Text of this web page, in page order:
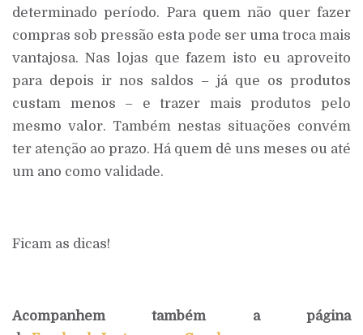
determinado período. Para quem não quer fazer
compras sob pressão esta pode ser uma troca mais
vantajosa. Nas lojas que fazem isto eu aproveito
para depois ir nos saldos – já que os produtos
custam menos – e trazer mais produtos pelo
mesmo valor. Também nestas situações convém
ter atenção ao prazo. Há quem dê uns meses ou até
um ano como validade.
Ficam as dicas!
Acompanhem também a página